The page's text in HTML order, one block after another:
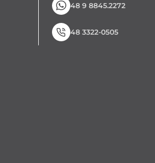
48 9 8845.2272
48 3322-0505